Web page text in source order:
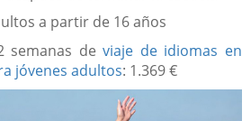
a partir de 16 años
semanas deviaje de idiomas en
jóvenes adultos: 1.369 €